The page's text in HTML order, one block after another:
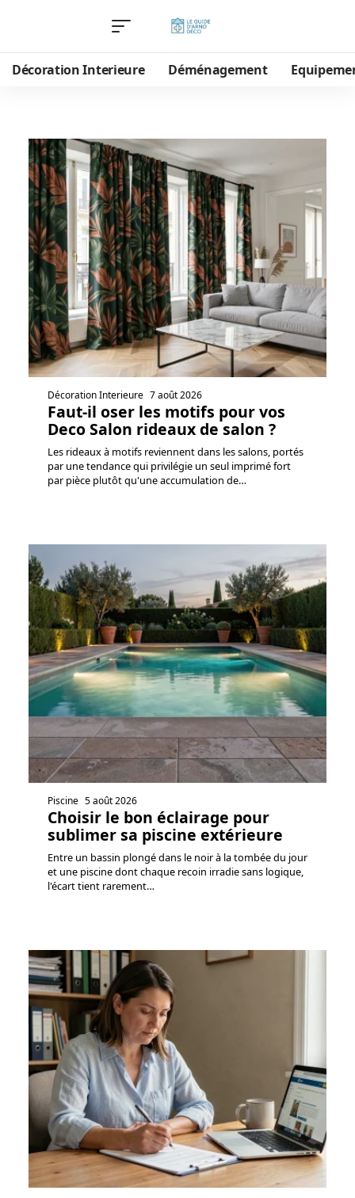
Décoration Interieure Déménagement
Décoration Interieure 7 août 2026
Faut-il oser les motifs pour vos
Deco Salon rideaux de salon ?
Les rideaux à motifs reviennent dans les salons, portés
par une tendance qui privilégie un seul imprimé fort
par pièce plutôt qu'une accumulation de…
Piscine 5 août 2026
Choisir le bon éclairage pour
sublimer sa piscine extérieure
Entre un bassin plongé dans le noir à la tombée du jour
et une piscine dont chaque recoin irradie sans logique,
l'écart tient rarement…